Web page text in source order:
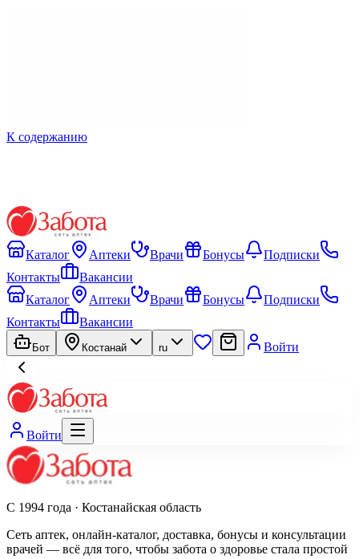
К содержанию
Каталог Аптеки Врачи Бонусы
Подписки
Контакты
Вакансии
Каталог
Аптеки Врачи Бонусы
Подписки
Контакты
Вакансии
Бот Костанай ru Войти
Войти
С 1994 года · Костанайская область
Сеть аптек, онлайн-каталог, доставка, бонусы и консультации
врачей — всё для того, чтобы забота о здоровье стала простой